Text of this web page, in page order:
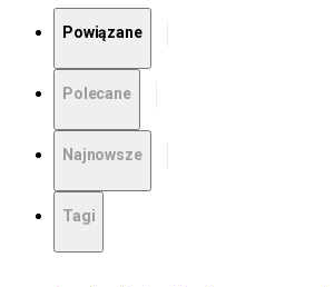
Powiązane
Polecane
Najnowsze
Tagi